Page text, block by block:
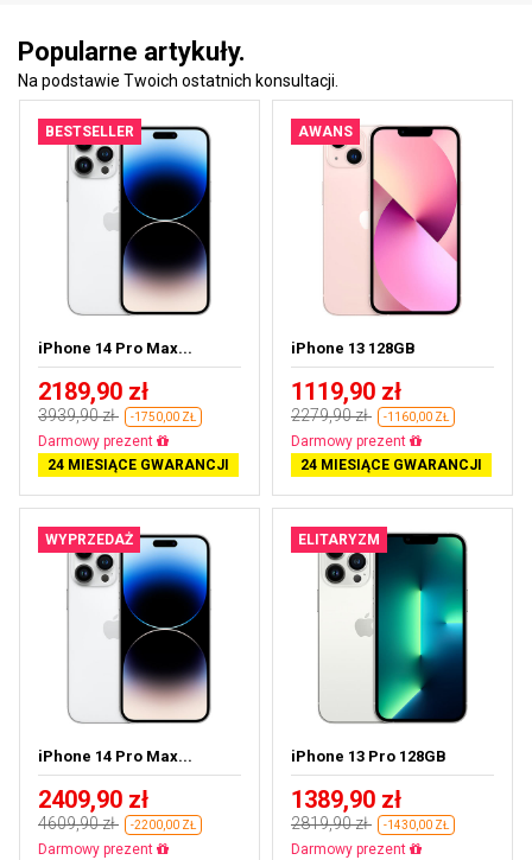
Popularne artykuły.
Na podstawie Twoich ostatnich konsultacji.
BESTSELLER
iPhone 14 Pro Max...
2189,90 zł
3939,90 zł -1750,00 ZŁ
Darmowa dostawa
24 MIESIĄCE GWARANCJI
AWANS
iPhone 13 128GB
1119,90 zł
2279,90 zł -1160,00 ZŁ
Darmowa dostawa
24 MIESIĄCE GWARANCJI
WYPRZEDAŻ
iPhone 14 Pro Max...
2409,90 zł
4609,90 zł -2200,00 ZŁ
Darmowa dostawa
ELITARYZM
iPhone 13 Pro 128GB
1389,90 zł
2819,90 zł -1430,00 ZŁ
Darmowa dostawa